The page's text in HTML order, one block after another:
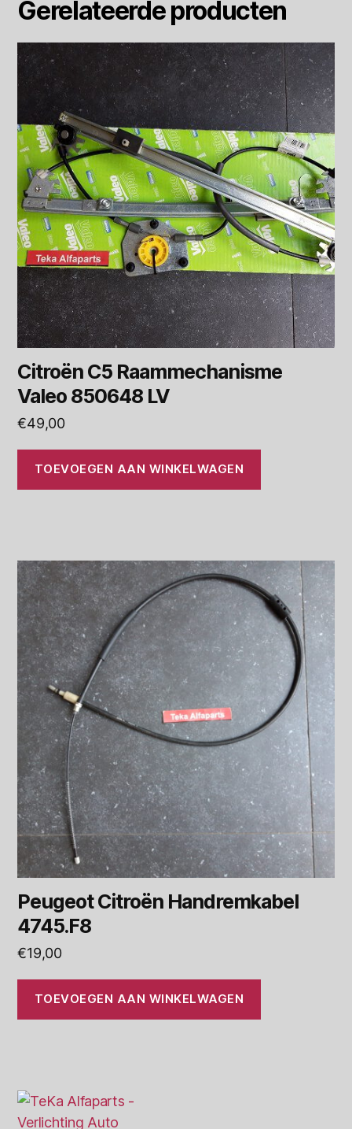
Gerelateerde producten
Citroën C5 Raammechanisme
Valeo 850648 LV
€49,00
TOEVOEGEN AAN WINKELWAGEN
Peugeot Citroën Handremkabel
4745.F8
€19,00
TOEVOEGEN AAN WINKELWAGEN